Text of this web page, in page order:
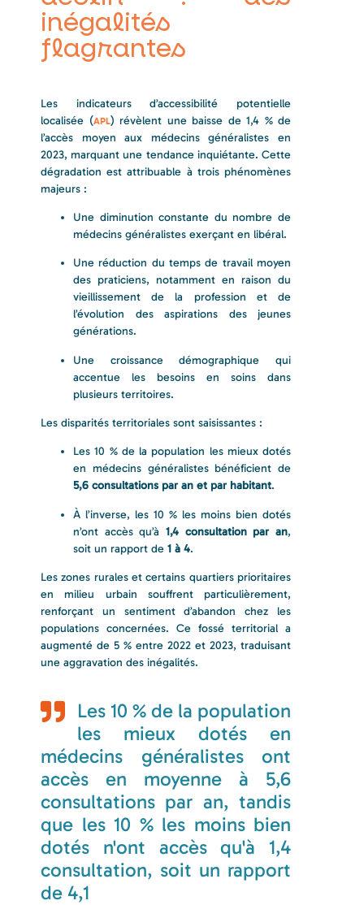
inégalités
flagrantes
Les indicateurs d’accessibilité potentielle
localisée (APL) révèlent une baisse de 1,4 % de
l’accès moyen aux médecins généralistes en
2023, marquant une tendance inquiétante. Cette
dégradation est attribuable à trois phénomènes
majeurs :
Une diminution constante du nombre de
médecins généralistes exerçant en libéral.
Une réduction du temps de travail moyen
des praticiens, notamment en raison du
vieillissement de la profession et de
l’évolution des aspirations des jeunes
générations.
Une croissance démographique qui
accentue les besoins en soins dans
plusieurs territoires.
Les disparités territoriales sont saisissantes :
Les 10 % de la population les mieux dotés
en médecins généralistes bénéficient de
5,6 consultations par an et par habitant.
À l’inverse, les 10 % les moins bien dotés
n’ont accès qu’à 1,4 consultation par an,
soit un rapport de 1 à 4.
Les zones rurales et certains quartiers prioritaires
en milieu urbain souffrent particulièrement,
renforçant un sentiment d’abandon chez les
populations concernées. Ce fossé territorial a
augmenté de 5 % entre 2022 et 2023, traduisant
une aggravation des inégalités.
Les 10 % de la population
les mieux dotés en
médecins généralistes ont
accès en moyenne à 5,6
consultations par an, tandis
que les 10 % les moins bien
dotés n'ont accès qu'à 1,4
consultation, soit un rapport
de 4,1